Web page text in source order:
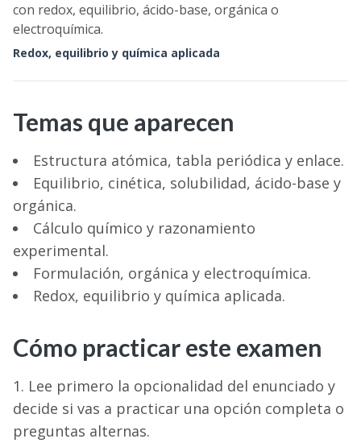
con redox, equilibrio, ácido-base, orgánica o
electroquímica.
Redox, equilibrio y química aplicada
Temas que aparecen
Estructura atómica, tabla periódica y enlace.
Equilibrio, cinética, solubilidad, ácido-base y
orgánica.
Cálculo químico y razonamiento
experimental.
Formulación, orgánica y electroquímica.
Redox, equilibrio y química aplicada.
Cómo practicar este examen
Lee primero la opcionalidad del enunciado y
decide si vas a practicar una opción completa o
preguntas alternas.